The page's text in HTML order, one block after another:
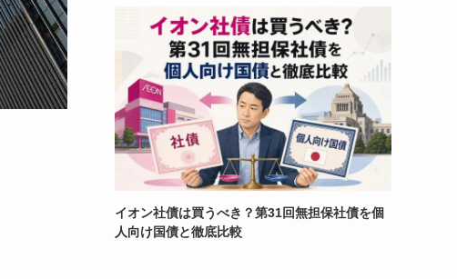
イオン社債は買うべき？第31回無担保社債を個
人向け国債と徹底比較